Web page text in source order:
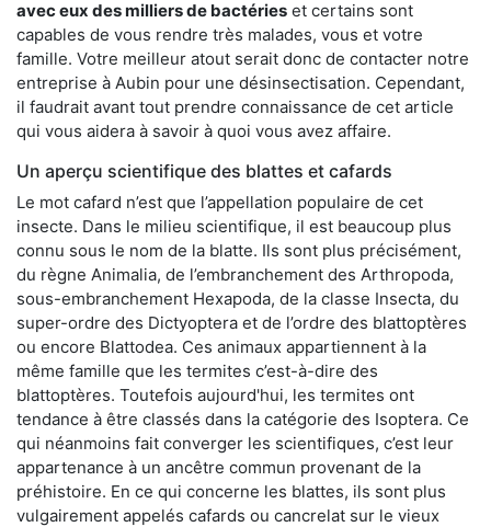
avec eux des milliers de bactéries et certains sont
capables de vous rendre très malades, vous et votre
famille. Votre meilleur atout serait donc de contacter notre
entreprise à Aubin pour une désinsectisation. Cependant,
il faudrait avant tout prendre connaissance de cet article
qui vous aidera à savoir à quoi vous avez affaire.
Un aperçu scientifique des blattes et cafards
Le mot cafard n’est que l’appellation populaire de cet
insecte. Dans le milieu scientifique, il est beaucoup plus
connu sous le nom de la blatte. Ils sont plus précisément,
du règne Animalia, de l’embranchement des Arthropoda,
sous-embranchement Hexapoda, de la classe Insecta, du
super-ordre des Dictyoptera et de l’ordre des blattoptères
ou encore Blattodea. Ces animaux appartiennent à la
même famille que les termites c’est-à-dire des
blattoptères. Toutefois aujourd'hui, les termites ont
tendance à être classés dans la catégorie des Isoptera. Ce
qui néanmoins fait converger les scientifiques, c’est leur
appartenance à un ancêtre commun provenant de la
préhistoire. En ce qui concerne les blattes, ils sont plus
vulgairement appelés cafards ou cancrelat sur le vieux